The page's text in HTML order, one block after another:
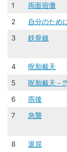
1 両面宿儺
2
自分のため
3
鉄骨娘
4
呪胎戴天
5
呪胎戴天－
6
雨後
7
急襲
8
退屈